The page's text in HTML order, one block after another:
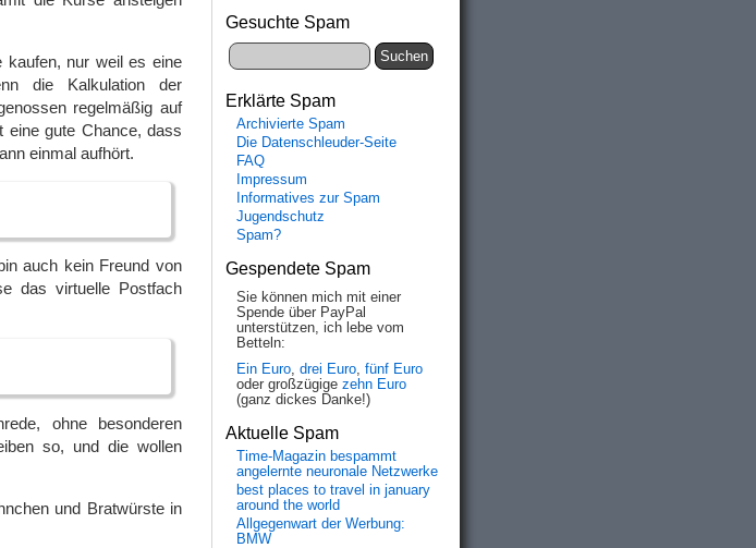
nur weil es eine
die Kalkulation der
regelmäßig auf
eine gute Chance, dass
einmal aufhört.
auch kein Freund von
das virtuelle Postfach
ohne besonderen
so, und die wollen
und Bratwürste in
Gesuchte Spam
Erklärte Spam
Archivierte Spam
Die Datenschleuder-Seite
FAQ
Impressum
Informatives zur Spam
Jugendschutz
Spam?
Gespendete Spam
Sie können mich mit einer
Spende über PayPal
unterstützen, ich lebe vom
Betteln:
Ein Euro, drei Euro, fünf Euro
oder großzügige zehn Euro
(ganz dickes Danke!)
Aktuelle Spam
Time-Magazin bespammt
angelernte neuronale Netzwerke
best places to travel in january
around the world
Allgegenwart der Werbung:
BMW